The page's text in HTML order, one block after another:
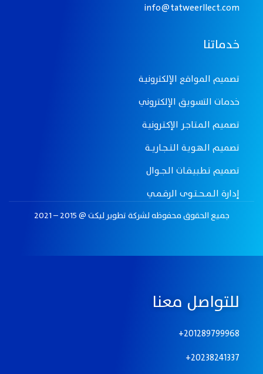
info@tatweerllect.com
خدماتنا
تصميم المواقع الإلكترونيـة
خدمات التسويق الإلكتروني
تصميـم الـمـتـاجـر الإكـتـرونيـة
تصميـم الـهـويـة الـتـــجــاريـــة
تصميم تـطـبـيـقــات الــجـــوال
إدارة الــمـــحـــتــوى الرقــمــي
جميع الحقوق محفوظه لـشركة تطوير ليكت @ 2015 – 2021
للتواصل معنا
201289799968+
20238241337+